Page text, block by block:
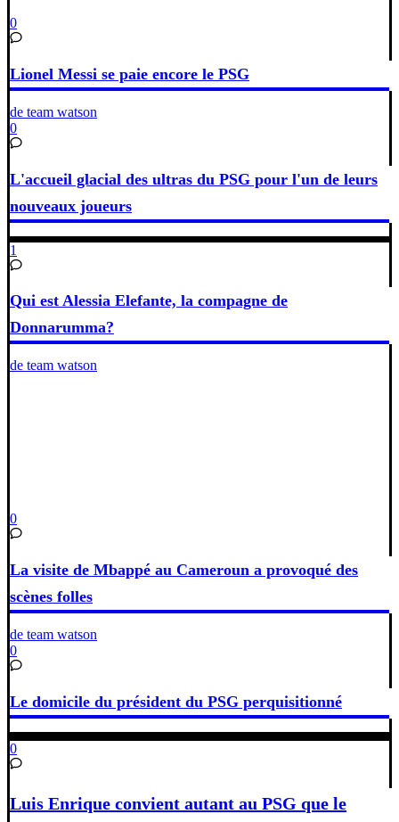
0
Lionel Messi se paie encore le PSG
de team watson
0
L'accueil glacial des ultras du PSG pour l'un de leurs
nouveaux joueurs
1
Qui est Alessia Elefante, la compagne de
Donnarumma?
de team watson
0
La visite de Mbappé au Cameroun a provoqué des
scènes folles
de team watson
0
Le domicile du président du PSG perquisitionné
0
Luis Enrique convient autant au PSG que le